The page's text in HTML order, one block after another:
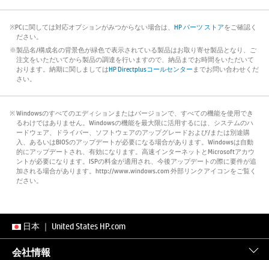
※PCに関しては対応オプションがみつからない場合は、 HP パーツ ストアをご確認く
ださい。
※製品名/構成名の背景色が緑色で表示されている製品はお取り寄せ製品となり、ご
注文をいただいてから製品の調達を行いますので、納品までお時間をいただいて
おります。納期に関しましてはHP Directplusコールセンター までお問い合わせくだ
さい。
※ Windowsのすべてのエディションまたはバージョンで、すべての機能を使用でき
るわけではありません。Windowsの機能を最大限に活用するには、システムのハ
ードウェア、ドライバー、ソフトウェアのアップグレードおよび/または別途購
入、あるいはBIOSのアップデートが必要になる場合があります。Windowsは自動
的にアップデートされ、有効になります。高速インターネットとMicrosoftアカウ
ントが必要になります。ISPの料金が適用され、今後アップデートの際に要件が追
加される場合があります。http://www.windows.com 外部リンクアイコンをご覧く
ださい。
日本 ｜ United States HP.com
会社情報